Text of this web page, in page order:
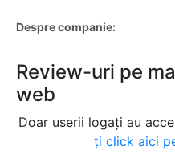
Despre companie:
Review-uri pe
web
Doar userii logați au
ți click aici